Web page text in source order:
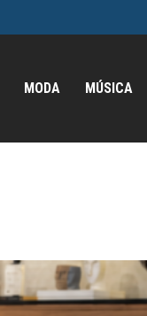
MODA MÚSICA